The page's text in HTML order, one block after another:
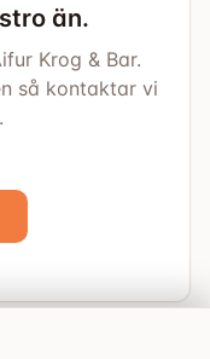
än.
Krog & Bar.
så kontaktar vi